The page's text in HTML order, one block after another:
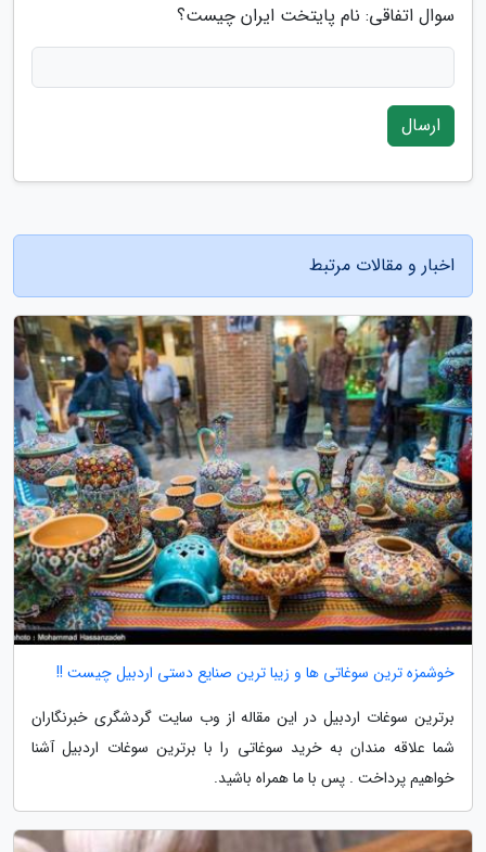
سوال اتفاقی: نام پایتخت ایران چیست؟
ارسال
اخبار و مقالات مرتبط
خوشمزه ترین سوغاتی ها و زیبا ترین صنایع دستی اردبیل چیست !!
برترین سوغات اردبیل در این مقاله از وب سایت گردشگری خبرنگاران
شما علاقه مندان به خرید سوغاتی را با برترین سوغات اردبیل آشنا
خواهیم پرداخت . پس با ما همراه باشید.